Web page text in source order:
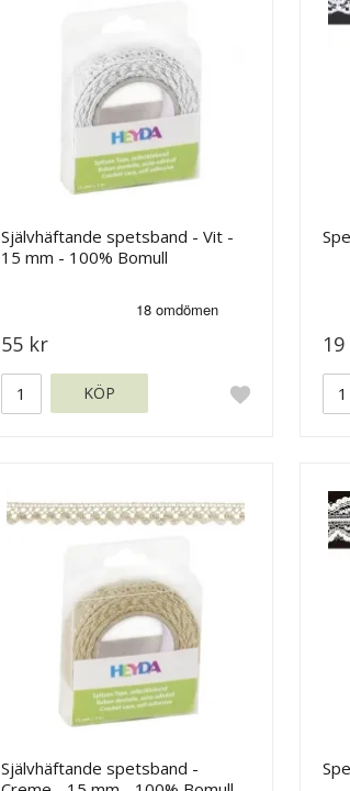
Självhäftande spetsband - Vit -
15 mm - 100% Bomull
55 kr
KÖP
Självhäftande spetsband -